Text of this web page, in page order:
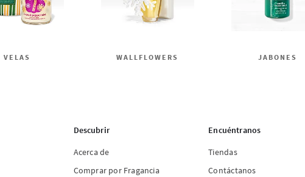
VELAS WALLFLOWERS JABONES
Descubrir
Acerca de
Comprar por Fragancia
Encuéntranos
Tiendas
Contáctanos